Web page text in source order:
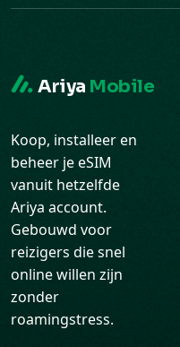
Ariya Mobile
Koop, installeer en
beheer je eSIM
vanuit hetzelfde
Ariya account.
Gebouwd voor
reizigers die snel
online willen zijn
zonder
roamingstress.